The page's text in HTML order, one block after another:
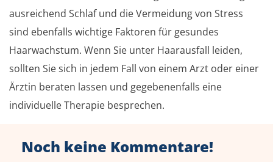
ausreichend Schlaf und die Vermeidung von Stress
sind ebenfalls wichtige Faktoren für gesundes
Haarwachstum. Wenn Sie unter Haarausfall leiden,
sollten Sie sich in jedem Fall von einem Arzt oder einer
Ärztin beraten lassen und gegebenenfalls eine
individuelle Therapie besprechen.
Noch keine Kommentare!